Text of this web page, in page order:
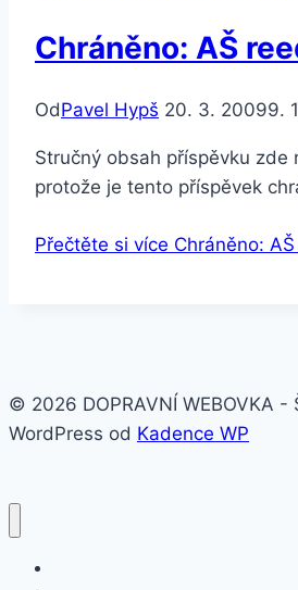
Chráněno: AŠ
OdPavel Hypš 20. 3. 20099.
Stručný obsah příspěvku zde
protože je tento příspěvek
Přečtěte si více Chráněno:
© 2026 DOPRAVNÍ WEBOVKA -
WordPress od Kadence WP